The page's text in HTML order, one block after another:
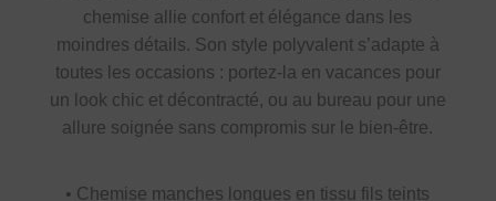
chemise allie confort et élégance dans les
moindres détails. Son style polyvalent s’adapte à
toutes les occasions : portez-la en vacances pour
un look chic et décontracté, ou au bureau pour une
allure soignée sans compromis sur le bien-être.
• Chemise manches longues en tissu fils teints